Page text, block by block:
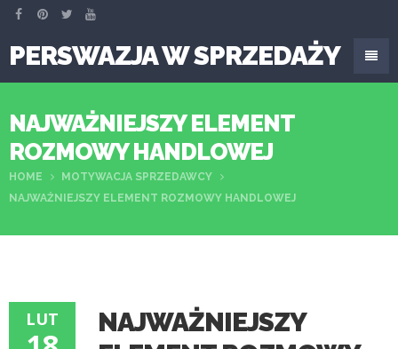
PERSWAZJA W SPRZEDAŻY
NAJWAŻNIEJSZY ELEMENT
ROZMOWY HANDLOWEJ
HOME
MOTYWACJA SPRZEDAWCY
NAJWAŻNIEJSZY ELEMENT ROZMOWY HANDLOWEJ
LUT
NAJWAŻNIEJSZY